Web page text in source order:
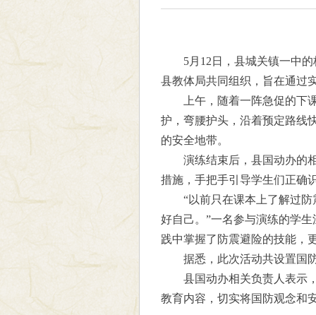
5月12日，县城关镇一中
县教体局共同组织，旨在通过
上午，随着一阵急促的下
护，弯腰护头，沿着预定路线
的安全地带。
演练结束后，县国动办的
措施，手把手引导学生们正确
“以前只在课本上了解过
好自己。”一名参与演练的学
践中掌握了防震避险的技能，
据悉，此次活动共设置国
县国动办相关负责人表示
教育内容，切实将国防观念和